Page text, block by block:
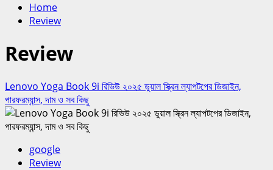
Home
Review
Review
Lenovo Yoga Book 9i রিভিউ ২০২৫ ডুয়াল স্ক্রিন ল্যাপটপের ডিজাইন,
পারফরম্যান্স, দাম ও সব কিছু
google
Review